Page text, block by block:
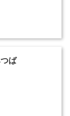
ば